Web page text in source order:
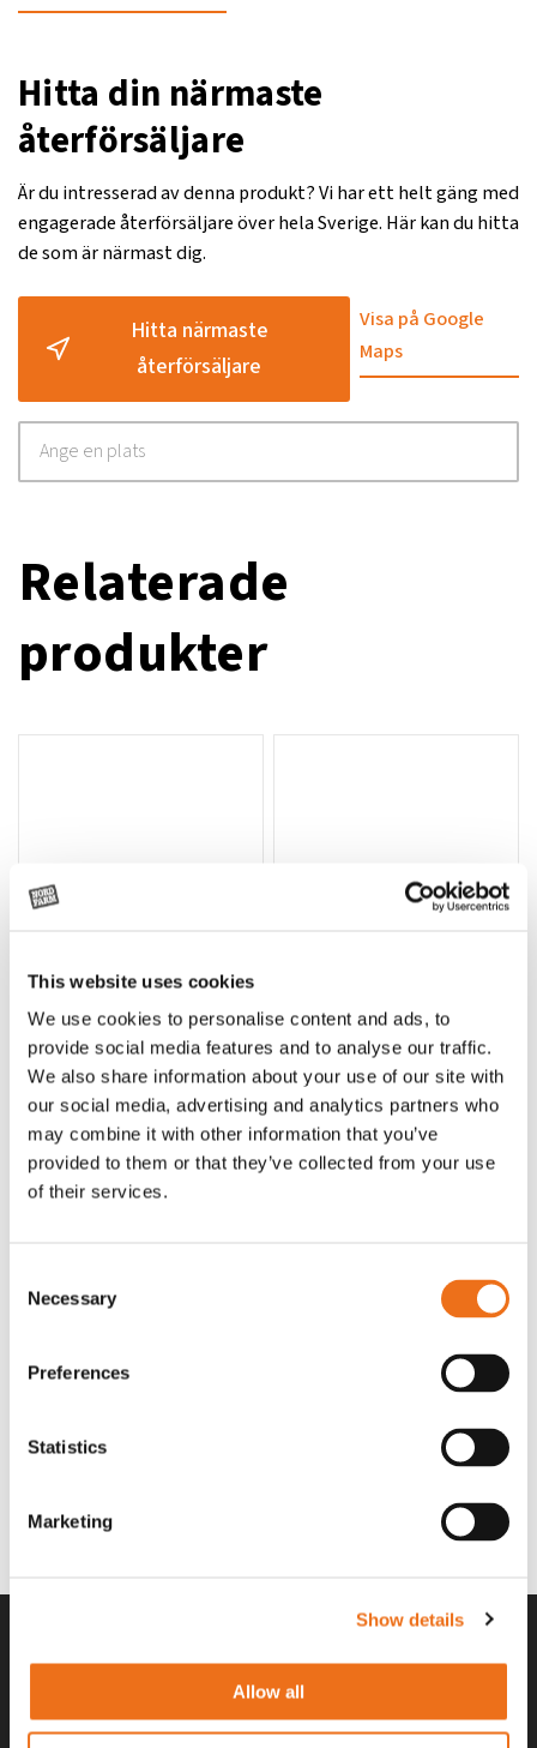
This website uses cookies
We use cookies to personalise content and ads, to
provide social media features and to analyse our traffic.
We also share information about your use of our site with
our social media, advertising and analytics partners who
may combine it with other information that you’ve
provided to them or that they’ve collected from your use
of their services.
Selection
Necessary
Preferences
Statistics
Marketing
Show details
Allow all
Hitta din närmaste
återförsäljare
Är du intresserad av denna produkt? Vi har ett helt gäng med
engagerade återförsäljare över hela Sverige. Här kan du hitta
de som är närmast dig.
Hitta närmaste
återförsäljare
Visa på Google
Maps
Relaterade
produkter
Lägg till i varukorg
Rotor, komplett med slagor
OR80013456G
(ex. moms)
Grön truckknapp
A00220
kr (ex. moms)
Lägg till i varukorg
Rotor teeth 8t/6k 7.5Gr/8 R6/14 Rotor teeth 8t/6k 0Gr/8 R6/14